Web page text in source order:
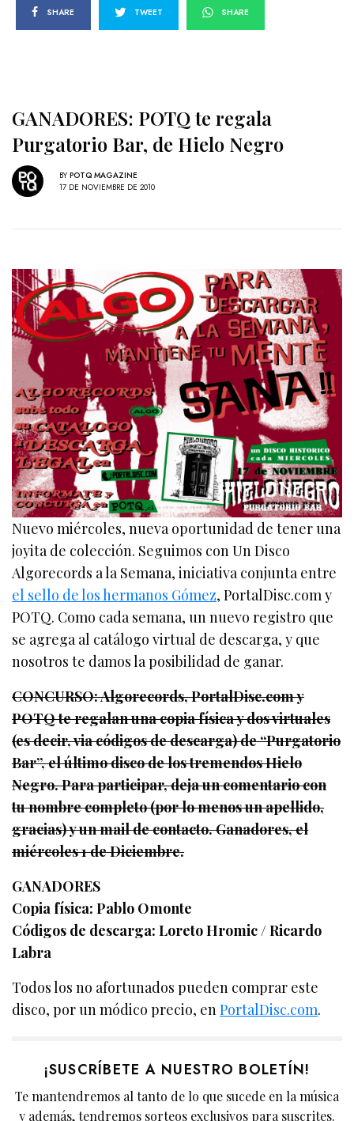
SHARE TWEET SHARE
GANADORES: POTQ te regala
Purgatorio Bar, de Hielo Negro
BY POTQ MAGAZINE
17 DE NOVIEMBRE DE 2010
Nuevo miércoles, nueva oportunidad de tener una
joyita de colección. Seguimos con Un Disco
Algorecords a la Semana, iniciativa conjunta entre
el sello de los hermanos Gómez, PortalDisc.com y
POTQ. Como cada semana, un nuevo registro que
se agrega al catálogo virtual de descarga, y que
nosotros te damos la posibilidad de ganar.
CONCURSO: Algorecords, PortalDisc.com y
POTQ te regalan una copia física y dos virtuales
(es decir, via códigos de descarga) de “Purgatorio
Bar”, el último disco de los tremendos Hielo
Negro. Para participar, deja un comentario con
tu nombre completo (por lo menos un apellido,
gracias) y un mail de contacto. Ganadores, el
miércoles 1 de Diciembre.
GANADORES
Copia física: Pablo Omonte
Códigos de descarga: Loreto Hromic / Ricardo
Labra
Todos los no afortunados pueden comprar este
disco, por un módico precio, enPortalDisc.com.
¡SUSCRÍBETE A NUESTRO BOLETÍN!
Te mantendremos al tanto de lo que sucede en la música
y además, tendremos sorteos exclusivos para suscrites.